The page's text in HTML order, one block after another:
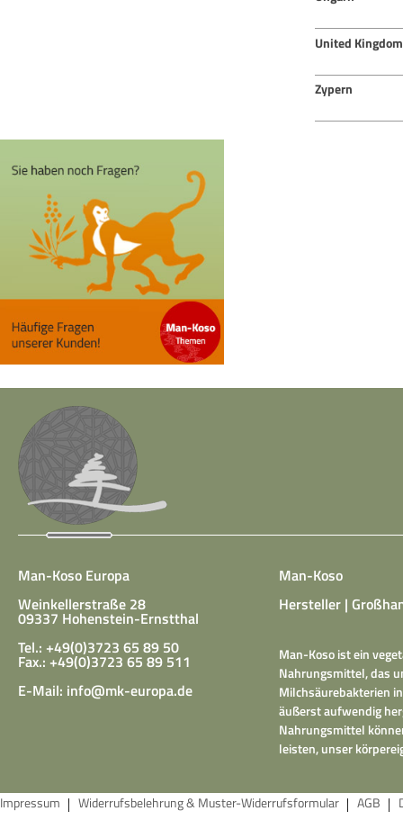
United Kingdom
Zypern
Man-Koso Europa
Weinkellerstraße 28
09337 Hohenstein-Ernstthal
Tel.: +49(0)3723 65 89 50
Fax.: +49(0)3723 65 89 511
E-Mail: info@mk-europa.de
Man-Koso
Hersteller |
Man-Koso ist ein
Nahrungsmittel, das
Milchsäurebakterien
äußerst aufwendig
Nahrungsmittel
leisten, unser
Impressum Widerrufsbelehrung & Muster-Widerrufsformular AGB